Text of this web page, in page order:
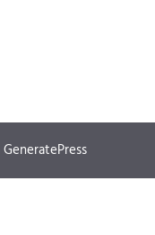
GeneratePress